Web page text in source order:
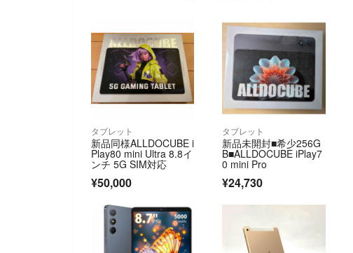
タブレット
新品同様ALLDOCUBE i
Play80 mini Ultra 8.8イ
ンチ 5G SIM対応
¥50,000
タブレット
新品未開封■希少256G
B■ALLDOCUBE iPlay7
0 mini Pro
¥24,730